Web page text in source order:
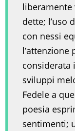
liberamente
dette; l’uso
con nessi
considerata
sviluppi
Fedele a
poesia
sentimenti;